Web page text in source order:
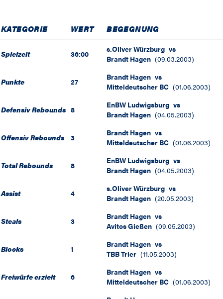
KATEGORIE WERT BEGEGNUNG
Spielzeit 36:00 s.Oliver Würzburg vs
Brandt Hagen (09.03.2003)
Punkte 27 Brandt Hagen vs
Mitteldeutscher BC (01.06.2003)
Defensiv Rebounds 8 EnBW Ludwigsburg vs
Brandt Hagen (04.05.2003)
Offensiv Rebounds 3 Brandt Hagen vs
Mitteldeutscher BC (01.06.2003)
Total Rebounds 8 EnBW Ludwigsburg vs
Brandt Hagen (04.05.2003)
Assist 4 s.Oliver Würzburg vs
Brandt Hagen (20.05.2003)
Steals 3 Brandt Hagen vs
Avitos Gießen (09.05.2003)
Blocks 1 Brandt Hagen vs
TBB Trier (11.05.2003)
Freiwürfe erzielt 6 Brandt Hagen vs
Mitteldeutscher BC (01.06.2003)